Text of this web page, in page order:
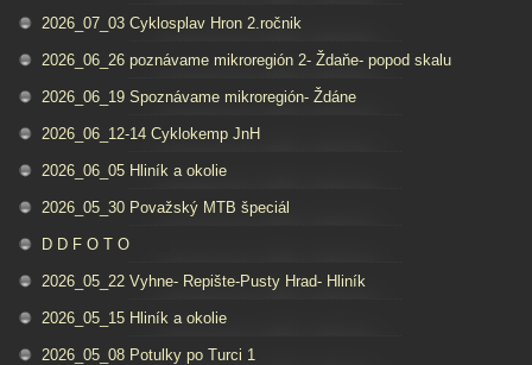
2026_07_03 Cyklosplav Hron 2.ročnik
2026_06_26 poznávame mikroregión 2- Ždaňe- popod skalu
2026_06_19 Spoznávame mikroregión- Ždáne
2026_06_12-14 Cyklokemp JnH
2026_06_05 Hliník a okolie
2026_05_30 Považský MTB špeciál
D D F O T O
2026_05_22 Vyhne- Repište-Pusty Hrad- Hliník
2026_05_15 Hliník a okolie
2026_05_08 Potulky po Turci 1